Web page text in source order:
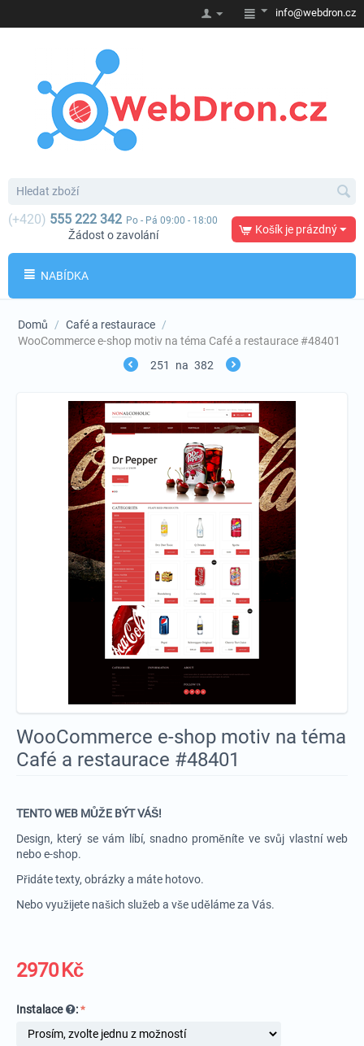
info@webdron.cz
(+420) 555 222 342 Po - Pá 09:00 - 18:00
Žádost o zavolání Košík je prázdný
NABÍDKA
Domů / Café a restaurace /
WooCommerce e-shop motiv na téma Café a restaurace #48401
251
na 382
WooCommerce e-shop motiv na téma
Café a restaurace #48401
TENTO WEB MŮŽE BÝT VÁŠ!
Design, který se vám líbí, snadno proměníte ve svůj vlastní web
nebo e-shop.
Přidáte texty, obrázky a máte hotovo.
Nebo využijete našich služeb a vše uděláme za Vás.
2970Kč
Instalace :